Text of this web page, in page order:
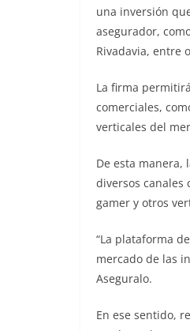
una inversión
asegurador,
Rivadavia, entre
La firma
comerciales,
verticales del
De esta
diversos
gamer y otros
“La plataforma
mercado de las
Aseguralo.
En ese sentido,